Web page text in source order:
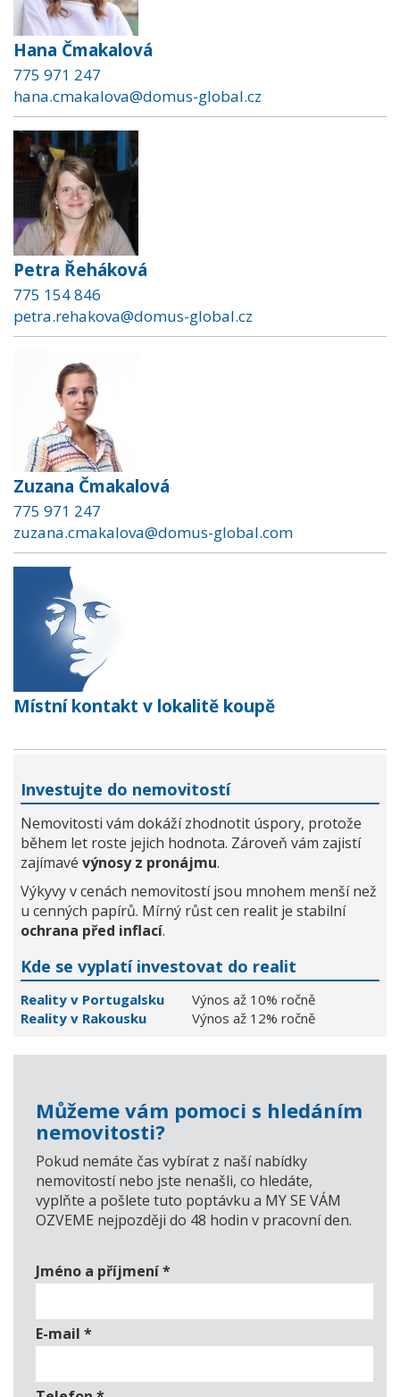
Hana Čmakalová
775 971 247
hana.cmakalova@domus-global.cz
Petra Řeháková
775 154 846
petra.rehakova@domus-global.cz
Zuzana Čmakalová
775 971 247
zuzana.cmakalova@domus-global.com
Místní kontakt v lokalitě koupě
Investujte do nemovitostí
Nemovitosti vám dokáží zhodnotit úspory, protože
během let roste jejich hodnota. Zároveň vám zajistí
zajímavé výnosy z pronájmu.
Výkyvy v cenách nemovitostí jsou mnohem menší než
u cenných papírů. Mírný růst cen realit je stabilní
ochrana před inflací.
Kde se vyplatí investovat do realit
Reality v Portugalsku
Výnos až 10% ročně
Reality v Rakousku
Výnos až 12% ročně
Můžeme vám pomoci s hledáním
nemovitosti?
Pokud nemáte čas vybírat z naší nabídky
nemovitostí nebo jste nenašli, co hledáte,
vyplňte a pošlete tuto poptávku a MY SE VÁM
OZVEME nejpozději do 48 hodin v pracovní den.
Jméno a příjmení*
E-mail *